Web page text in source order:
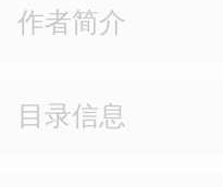
作者简介
目录信息